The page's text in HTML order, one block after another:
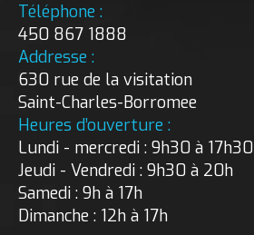
Téléphone :
450 867 1888
Addresse :
630 rue de la visitation
Saint-Charles-Borromee
Heures d’ouverture :
Lundi - mercredi : 9h30 à 17h30
Jeudi - Vendredi : 9h30 à 20h
Samedi : 9h à 17h
Dimanche : 12h à 17h